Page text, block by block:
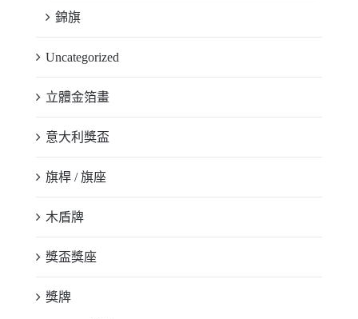
錦旗
Uncategorized
立體金箔畫
意大利獎盃
旗桿 / 旗座
木盾牌
獎盃獎座
獎牌